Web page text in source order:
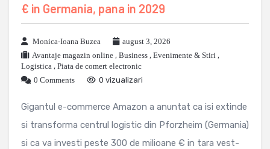
€ in Germania, pana in 2029
Monica-Ioana Buzea
august 3, 2026
Avantaje magazin online , Business , Evenimente & Stiri ,
Logistica , Piata de comert electronic
0 Comments
0 vizualizari
Gigantul e-commerce Amazon a anuntat ca isi extinde
si transforma centrul logistic din Pforzheim (Germania)
si ca va investi peste 300 de milioane € in tara vest-